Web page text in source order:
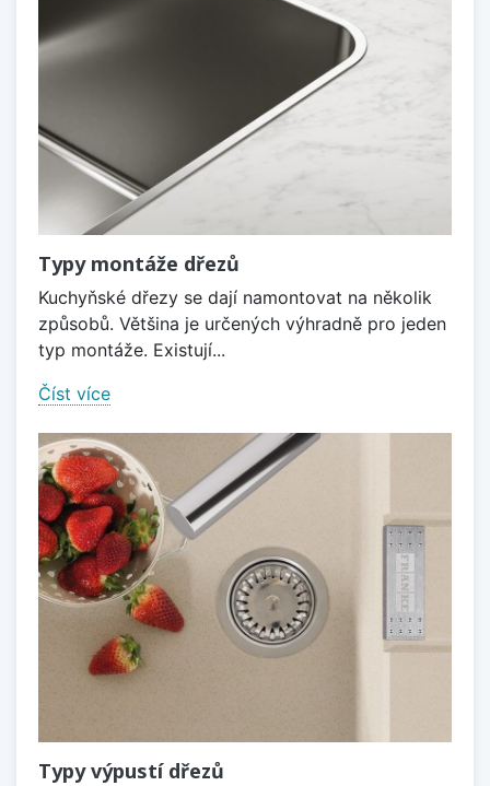
Typy montáže dřezů
Kuchyňské dřezy se dají namontovat na několik
způsobů. Většina je určených výhradně pro jeden
typ montáže. Existují...
Číst více
Typy výpustí dřezů